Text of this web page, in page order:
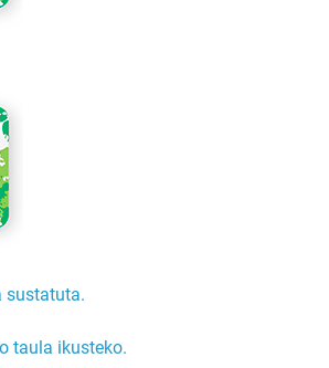
sustatuta.
taula ikusteko.